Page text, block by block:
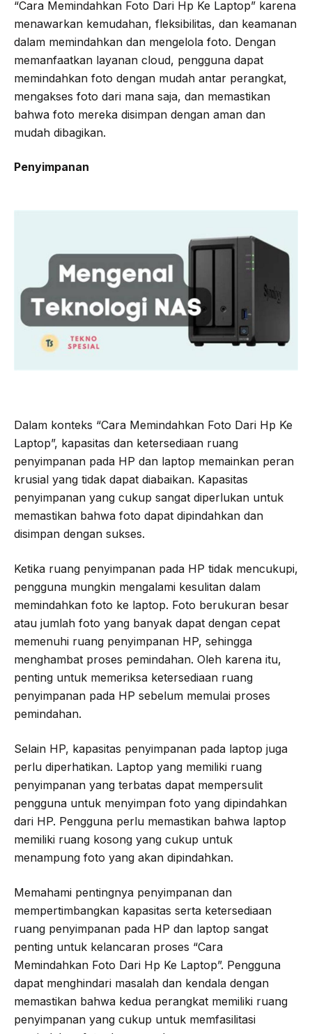
“Cara Memindahkan Foto Dari Hp Ke Laptop” karena
menawarkan kemudahan, fleksibilitas, dan keamanan
dalam memindahkan dan mengelola foto. Dengan
memanfaatkan layanan cloud, pengguna dapat
memindahkan foto dengan mudah antar perangkat,
mengakses foto dari mana saja, dan memastikan
bahwa foto mereka disimpan dengan aman dan
mudah dibagikan.
Penyimpanan
Dalam konteks “Cara Memindahkan Foto Dari Hp Ke
Laptop”, kapasitas dan ketersediaan ruang
penyimpanan pada HP dan laptop memainkan peran
krusial yang tidak dapat diabaikan. Kapasitas
penyimpanan yang cukup sangat diperlukan untuk
memastikan bahwa foto dapat dipindahkan dan
disimpan dengan sukses.
Ketika ruang penyimpanan pada HP tidak mencukupi,
pengguna mungkin mengalami kesulitan dalam
memindahkan foto ke laptop. Foto berukuran besar
atau jumlah foto yang banyak dapat dengan cepat
memenuhi ruang penyimpanan HP, sehingga
menghambat proses pemindahan. Oleh karena itu,
penting untuk memeriksa ketersediaan ruang
penyimpanan pada HP sebelum memulai proses
pemindahan.
Selain HP, kapasitas penyimpanan pada laptop juga
perlu diperhatikan. Laptop yang memiliki ruang
penyimpanan yang terbatas dapat mempersulit
pengguna untuk menyimpan foto yang dipindahkan
dari HP. Pengguna perlu memastikan bahwa laptop
memiliki ruang kosong yang cukup untuk
menampung foto yang akan dipindahkan.
Memahami pentingnya penyimpanan dan
mempertimbangkan kapasitas serta ketersediaan
ruang penyimpanan pada HP dan laptop sangat
penting untuk kelancaran proses “Cara
Memindahkan Foto Dari Hp Ke Laptop”. Pengguna
dapat menghindari masalah dan kendala dengan
memastikan bahwa kedua perangkat memiliki ruang
penyimpanan yang cukup untuk memfasilitasi